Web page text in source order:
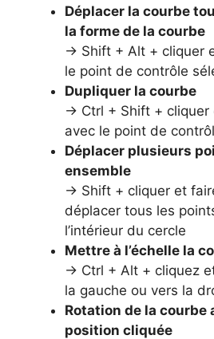
Déplacer la courbe
la forme de la courbe
→ Shift + Alt + cliquer
le point de contrôle
Dupliquer la courbe
→ Ctrl + Shift + cliquer
avec le point de
Déplacer plusieurs
ensemble
→ Shift + cliquer et
déplacer tous les
l’intérieur du cercle
Mettre à l’échelle la
→ Ctrl + Alt + cliquez
la gauche ou vers la
Rotation de la courbe
position cliquée